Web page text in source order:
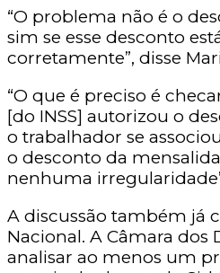
“O problema não é o
sim se esse desconto
corretamente”, disse
“O que é preciso é
[do INSS] autorizou o
o trabalhador se
o desconto da
nenhuma
A discussão também já
Nacional. A Câmara dos
analisar ao menos um